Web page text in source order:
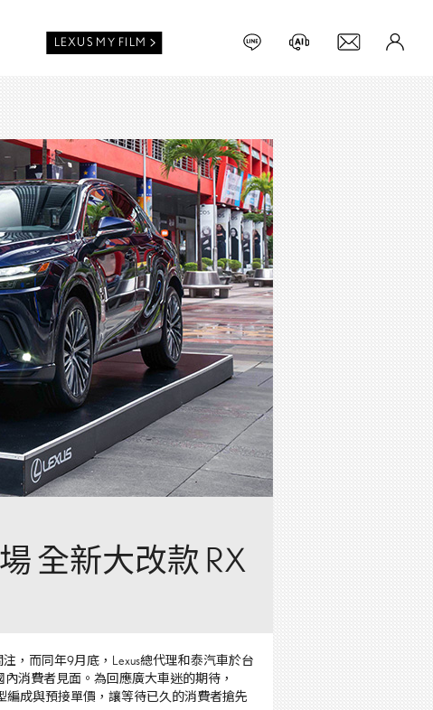
LEXUS MY FILM
全新大改款 RX
， 而同年9月底， Lexus總代理和泰汽車於台
內消費者見面。為回應廣大車迷的期待，
編成與預接單價，讓等待已久的消費者搶先